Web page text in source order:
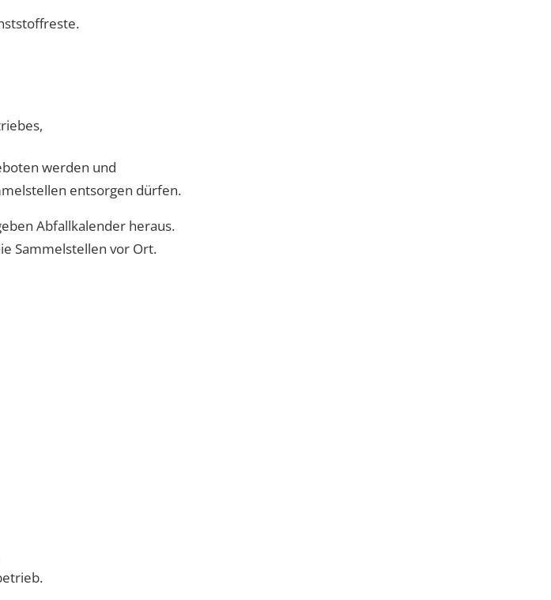
werden und
entsorgen dürfen.
Abfallkalender heraus.
Sammelstellen vor Ort.